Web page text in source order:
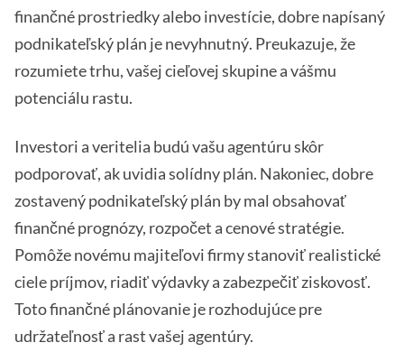
finančné prostriedky alebo investície, dobre napísaný
podnikateľský plán je nevyhnutný. Preukazuje, že
rozumiete trhu, vašej cieľovej skupine a vášmu
potenciálu rastu.
Investori a veritelia budú vašu agentúru skôr
podporovať, ak uvidia solídny plán. Nakoniec, dobre
zostavený podnikateľský plán by mal obsahovať
finančné prognózy, rozpočet a cenové stratégie.
Pomôže novému majiteľovi firmy stanoviť realistické
ciele príjmov, riadiť výdavky a zabezpečiť ziskovosť.
Toto finančné plánovanie je rozhodujúce pre
udržateľnosť a rast vašej agentúry.